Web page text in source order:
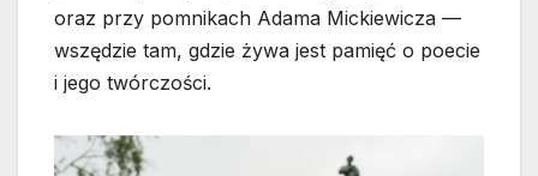
oraz przy pomnikach Adama Mickiewicza —
wszędzie tam, gdzie żywa jest pamięć o poecie
i jego twórczości.